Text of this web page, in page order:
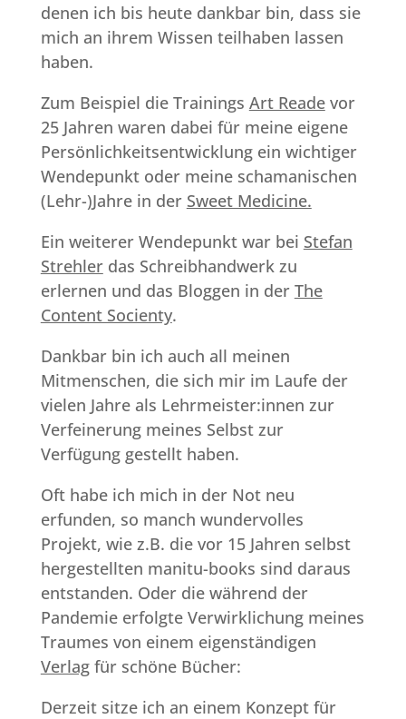
denen ich bis heute dankbar bin, dass sie
mich an ihrem Wissen teilhaben lassen
haben.
Zum Beispiel die Trainings Art Readevor
25 Jahren waren dabei für meine eigene
Persönlichkeitsentwicklung ein wichtiger
Wendepunkt oder meine schamanischen
(Lehr-)Jahre in der Sweet Medicine.
Ein weiterer Wendepunkt war bei Stefan
Strehlerdas Schreibhandwerk zu
erlernen und das Bloggen in der The
Content Socienty.
Dankbar bin ich auch all meinen
Mitmenschen, die sich mir im Laufe der
vielen Jahre als Lehrmeister:innen zur
Verfeinerung meines Selbst zur
Verfügung gestellt haben.
Oft habe ich mich in der Not neu
erfunden, so manch wundervolles
Projekt, wie z.B. die vor 15 Jahren selbst
hergestellten manitu-books sind daraus
entstanden. Oder die während der
Pandemie erfolgte Verwirklichung meines
Traumes von einem eigenständigen
Verlagfür schöne Bücher:
Derzeit sitze ich an einem Konzept für